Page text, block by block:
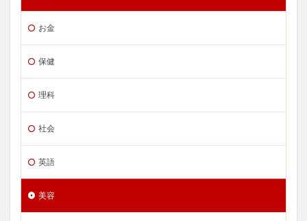
お金
保健
理科
社会
英語
美容